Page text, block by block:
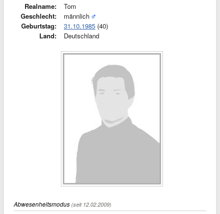
Realname:
Tom
Geschlecht:
männlich
Geburtstag:
31.10.1985 (40)
Land:
Deutschland
Abwesenheitsmodus (seit 12.02.2009)